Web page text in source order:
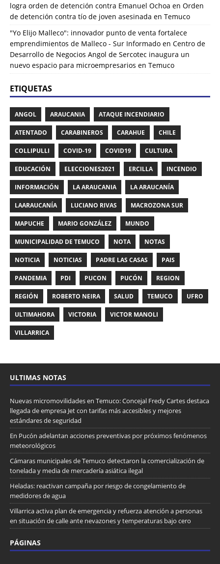
logra orden de detención contra Emanuel Ochoa en Orden
de detención contra tío de joven asesinada en Temuco
"Yo Elijo Malleco": innovador punto de venta fortalece
emprendimientos de Malleco - Sur Informado en Centro de
Desarrollo de Negocios Angol de Sercotec inaugura un
nuevo espacio para microempresarios en Temuco
ETIQUETAS
ANGOL ARAUCANIA ATAQUE INCENDIARIO
ATENTADO CARABINEROS CARAHUE CHILE
COLLIPULLI COVID-19 COVID19 CULTURA
EDUCACIÓN ELECCIONES2021 ERCILLA INCENDIO
INFORMACIÓN LA ARAUCANIA LA ARAUCANÍA
LAARAUCANÍA LUCIANO RIVAS MACROZONA SUR
MAPUCHE MARIO GONZÁLEZ MUNDO
MUNICIPALIDAD DE TEMUCO NOTA NOTAS
NOTICIA NOTICIAS PADRE LAS CASAS PAIS
PANDEMIA PDI PUCON PUCÓN REGION
REGIÓN ROBERTO NEIRA SALUD TEMUCO UFRO
ULTIMAHORA VICTORIA VICTOR MANOLI
VILLARRICA
ULTIMAS NOTAS
Nuevas micromovilidades en Temuco: Concejal Fredy Cartes destaca
llegada de empresa Jet con tarifas más accesibles y mejores
estándares de seguridad
En Pucón adelantan acciones preventivas por próximos fenómenos
meteorológicos
Cámaras municipales de Temuco detectaron la comercialización de
tonelada y media de mercadería asiática ilegal
Heladas: reactivan campaña por riesgo de congelamiento de
medidores de agua
Villarrica activa plan de emergencia y refuerza atención a personas
en situación de calle ante nevazones y temperaturas bajo cero
PÁGINAS